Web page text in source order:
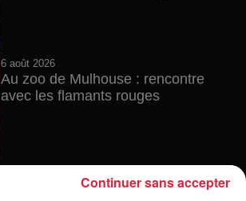
6 août 2026
Au zoo de Mulhouse : rencontre
avec les flamants rouges
Les dernières infos sur la venue du
Continuer sans accepter